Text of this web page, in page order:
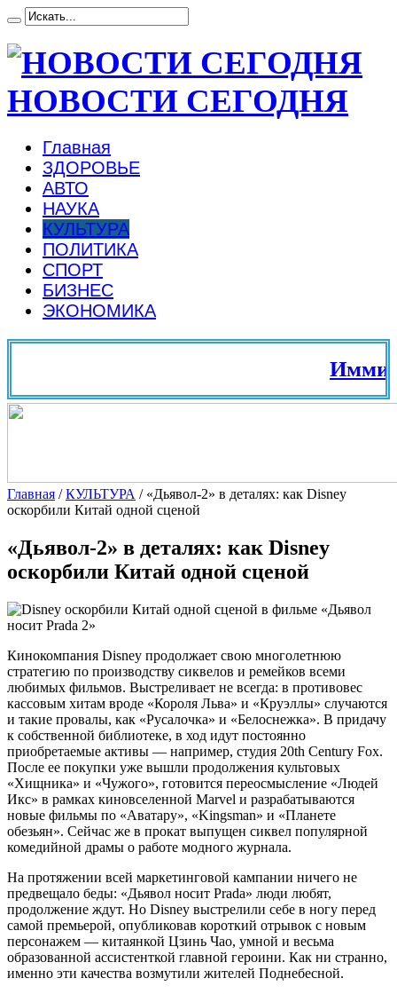
НОВОСТИ СЕГОДНЯ
Главная
ЗДОРОВЬЕ
АВТО
НАУКА
КУЛЬТУРА
ПОЛИТИКА
СПОРТ
БИЗНЕС
ЭКОНОМИКА
Главная /КУЛЬТУРА / «Дьявол-2» в деталях: как Disney
оскорбили Китай одной сценой
«Дьявол-2» в деталях: как Disney
оскорбили Китай одной сценой
Кинокомпания Disney продолжает свою многолетнюю
стратегию по производству сиквелов и ремейков всеми
любимых фильмов. Выстреливает не всегда: в противовес
кассовым хитам вроде «Короля Льва» и «Круэллы» случаются
и такие провалы, как «Русалочка» и «Белоснежка». В придачу
к собственной библиотеке, в ход идут постоянно
приобретаемые активы — например, студия 20th Century Fox.
После ее покупки уже вышли продолжения культовых
«Хищника» и «Чужого», готовится переосмысление «Людей
Икс» в рамках киновселенной Marvel и разрабатываются
новые фильмы по «Аватару», «Kingsman» и «Планете
обезьян». Сейчас же в прокат выпущен сиквел популярной
комедийной драмы о работе модного журнала.
На протяжении всей маркетинговой кампании ничего не
предвещало беды: «Дьявол носит Prada» люди любят,
продолжение ждут. Но Disney выстрелили себе в ногу перед
самой премьерой, опубликовав короткий отрывок с новым
персонажем — китаянкой Цзинь Чао, умной и весьма
образованной ассистенткой главной героини. Как ни странно,
именно эти качества возмутили жителей Поднебесной.